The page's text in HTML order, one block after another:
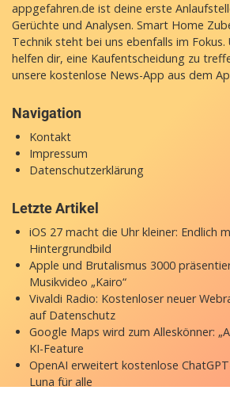
appgefahren.de ist deine erste
Gerüchte und Analysen. Smart Home
Technik steht bei uns ebenfalls im
helfen dir, eine Kaufentscheidung zu
unsere kostenlose News-App aus dem
Navigation
Kontakt
Impressum
Datenschutzerklärung
Letzte Artikel
iOS 27 macht die Uhr kleiner: Endlich
Hintergrundbild
Apple und Brutalismus 3000
Musikvideo „Kairo“
Vivaldi Radio: Kostenloser neuer
auf Datenschutz
Google Maps wird zum Alleskönner:
KI-Feature
OpenAI erweitert kostenlose
Luna für alle